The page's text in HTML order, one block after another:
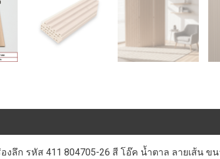
องลึก รหัส 411 804705-26 สี โอ๊ค น้ำตาล ลายเส้น ข